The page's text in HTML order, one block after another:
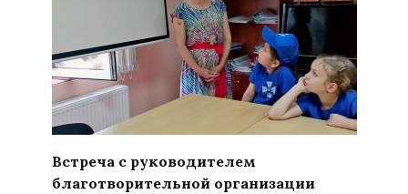
Встреча с руководителем
благотворительной организации